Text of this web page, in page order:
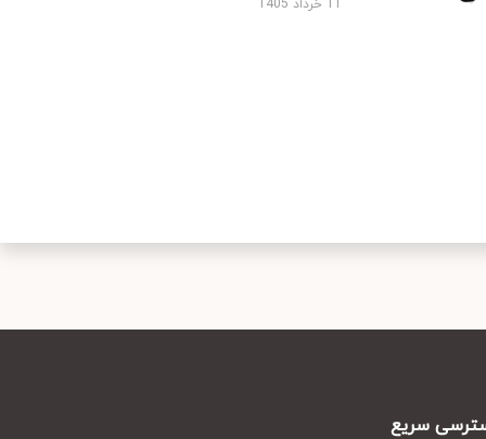
سریع